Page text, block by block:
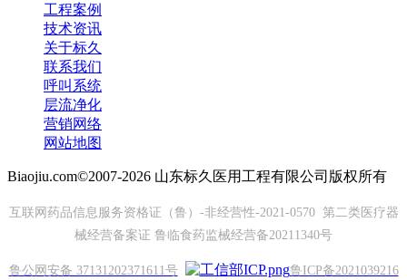
工程案例
技术资讯
关于标久
联系我们
呼叫系统
层流净化
营销网络
网站地图
Biaojiu.com©2007-2026 山东标久医用工程有限公司版权所有
互联网药品信息服务资格证（鲁）-非经营性-2021-0570 第二类医疗器
械经营备案证 鲁临食药监械经营备20211340号
鲁公网安备 37131202371611号 鲁ICP备2021039216